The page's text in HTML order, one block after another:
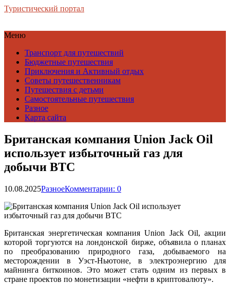
Туристический портал
Меню
Транспорт для путешествий
Бюджетные путешествия
Приключения и Активный отдых
Советы путешественникам
Путешествия с детьми
Самостоятельные путешествия
Разное
Карта сайта
Британская компания Union Jack Oil
использует избыточный газ для
добычи BTC
10.08.2025РазноеКомментарии: 0
Британская энергетическая компания Union Jack Oil, акции
которой торгуются на лондонской бирже, объявила о планах
по преобразованию природного газа, добываемого на
месторождении в Уэст-Ньютоне, в электроэнергию для
майнинга биткоинов. Это может стать одним из первых в
стране проектов по монетизации «нефти в криптовалюту».